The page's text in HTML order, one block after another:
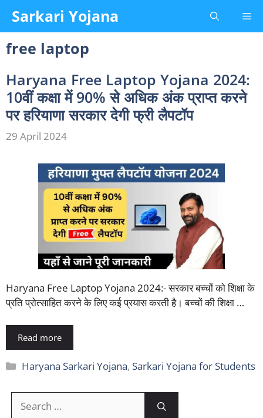
content
Sarkari Yojana
free laptop
Haryana Free Laptop Yojana 2024:
10वीं कक्षा में 90% से अधिक अंक प्राप्त करने
पर हरियाणा सरकार देगी फ्री लैपटॉप
29 April 2024
Haryana Free Laptop Yojana 2024:- सरकार बच्चों को शिक्षा के
प्रति प्रोत्साहित करने के लिए कई प्रयास करती है। बच्चों की शिक्षा …
Read more
Categories
Haryana Sarkari Yojana, Sarkari Yojana for Students
for: